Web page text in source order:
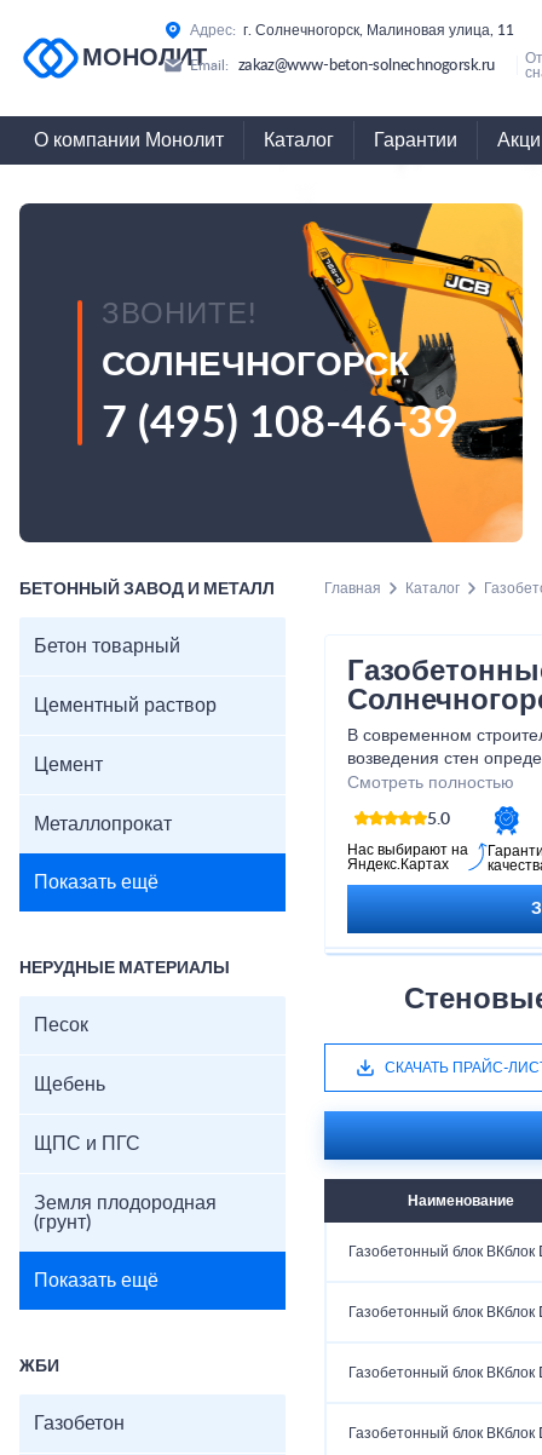
МОНОЛИТ
Адрес: г. Солнечногорск, Малиновая улица, 11
Email: zakaz@www-beton-solnechnogorsk.ru
О компании Монолит Каталог Гарантии
ЗВОНИТЕ!
СОЛНЕЧНОГОРСК
7 (495) 108-46-39
БЕТОННЫЙ ЗАВОД И МЕТАЛЛ
Бетон товарный
Цементный раствор
Цемент
Металлопрокат
Показать ещё
НЕРУДНЫЕ МАТЕРИАЛЫ
Песок
Щебень
ЩПС и ПГС
Земля плодородная
(грунт)
Показать ещё
ЖБИ
Газобетон
Главная Каталог
В современном
возведения стен
и комфорт будущего
технологий уверенное
ячеистого бетона, а в
статье мы подробно
почемугазоблоки марки
Смотреть полностью
5.0
Нас выбирают на
Яндекс.Картах
СКАЧАТЬ ПРАЙС-
Наименование
Газобетонный блок ВКблок
Газобетонный блок ВКблок
Газобетонный блок ВКблок
Газобетонный блок ВКблок